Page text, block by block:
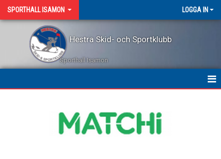
SPORTHALL ISAMON LOGGA IN
Hestra Skid- och Sportklubb
Sporthall Isamon